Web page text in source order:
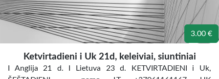
3.00 €
Ketvirtadieni i Uk 21d, keleiviai, siuntiniai
I Anglija 21 d. I Lietuva 23 d. KETVIRTADIENI i Uk,